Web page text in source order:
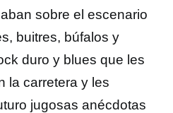
sobre el escenario
buitres, búfalos y
duro y blues que les
la carretera y les
jugosas anécdotas